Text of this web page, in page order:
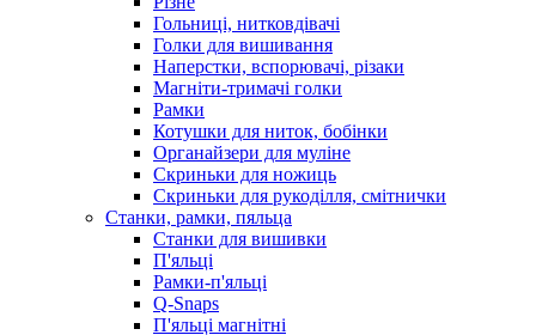
Гольниці, нитковдівачі
Голки для вишивання
Наперстки, вспорювачі, різаки
Магніти-тримачі голки
Рамки
Котушки для ниток, бобінки
Органайзери для муліне
Скриньки для ножиць
Скриньки для рукоділля, смітнички
Станки, рамки, пяльца
Станки для вишивки
П'яльці
Рамки-п'яльці
Q-Snaps
П'яльці магнітні